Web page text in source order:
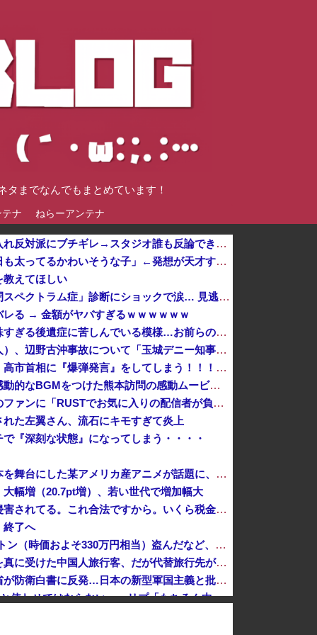
までなんでもまとめています！
テナ ねらーアンテナ
【正論】ホリエモン、移民受け入れ反対派にブチギレ→スタジオ誰も反論できず沈黙他
【画像】女さん「私はきっと明日も太ってるかわいそうな子」←発想が天才すぎるｗｗｗ 【Pickup07091617】
教えてほしい
【悲報】倉持由香、息子の「自閉スペクトラム症」診断にショックで涙… 見逃していた乳幼児期のサインとは？
レる → 金額がヤバすぎるｗｗｗｗｗｗ
【悲報】ケンコバがコロナの特殊すぎる後遺症に苦しんでいる模様…お前らの周りにもこんな奴いる？
デニー支援の小沢一郎氏（一般人）、辺野古沖事故について「玉城デニー知事の責任ではないが、不幸な出来事を悪宣伝に利用する人がいる」
【ガチ】キャスターの大越健介、高市首相に『爆弾発言』をしてしまう！！！！！
【悲報】首相官邸、高市首相の感動的なBGMをつけた熊本訪問の感動ムービーを投稿
人気配信者さん、加藤純一さんのファンに「RUSTでお気に入りの配信者が負けて嫌だよな？空気読めってなるよな？その結果がVCR。お前らVCR向いて...
れた左翼さん、流石にキモすぎて炎上
『深刻な状態』になってしまう・・・・
「ピクサー最大の失敗だ」と日本を舞台にした某アメリカ産アニメが話題に、日本と韓国の両方に失礼すぎるわ……
幅増（20.7pt増）、若い世代で増加幅大
愛煙家「喫煙者の権利がマジで侵害されてる。これ合法ですから。いくら税金を我々が払ってるんだと。副流煙もクソもあるのかな」
終了へ
太陽光発電所で、銅線およそ2.2トン（時価およそ330万円相当）盗んだなど、ベトナム国籍（無職）２人逮捕、盗まれた銅線の半分はすでに売却 富山で...
「日本は危険だ」と吹聴したのを真に受けた中国人旅行客、だが代替旅行先が日本ほど安全ではなかった結果……
「盗人たけだけしい」中国国防省が防衛白書に反発…日本の新型軍国主義と批判！
【P】エッセイスト「原爆を二度と使わせてはならない」→リプ「もちろん中国の核も非難する？」→即ブロック